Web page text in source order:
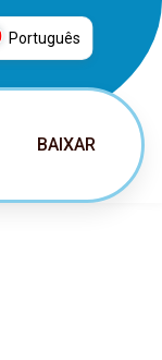
Português
DeutschBAIXAR